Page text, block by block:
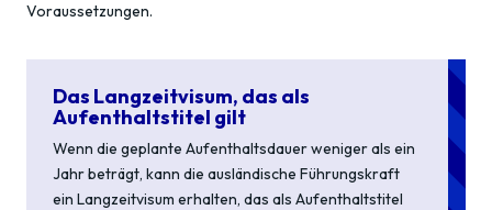
Voraussetzungen.
Das Langzeitvisum, das als
Aufenthaltstitel gilt
Wenn die geplante Aufenthaltsdauer weniger als ein
Jahr beträgt, kann die ausländische Führungskraft
ein Langzeitvisum erhalten, das als Aufenthaltstitel